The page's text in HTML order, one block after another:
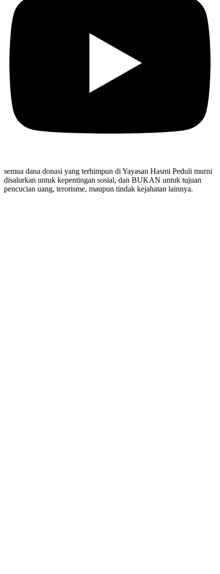
semua dana donasi yang terhimpun di Yayasan Hasmi Peduli murni
disalurkan untuk kepentingan sosial, dan BUKAN untuk tujuan
pencucian uang, terorisme, maupun tindak kejahatan lainnya.